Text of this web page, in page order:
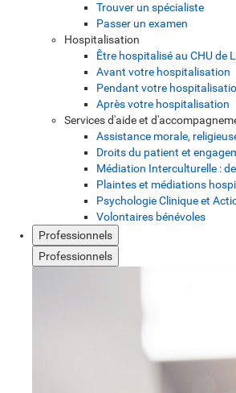
Trouver un spécialiste
Passer un examen
Hospitalisation
Être hospitalisé au CHU de
Avant votre hospitalisation
Pendant votre
Après votre hospitalisation
Services d'aide et
Assistance morale,
Droits du patient et
Médiation Interculturelle :
Plaintes et médiations
Psychologie Clinique et
Volontaires bénévoles
Professionnels
Professionnels